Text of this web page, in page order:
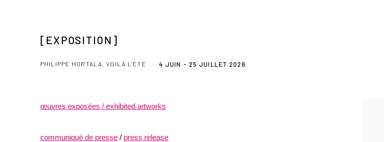
[EXPOSITION]
PHILIPPE HORTALA, VOILÀ L'ÉTÉ 4 JUIN - 25 JUILLET 2026
œuvres exposées / exhibited artworks
communiqué de presse / press release